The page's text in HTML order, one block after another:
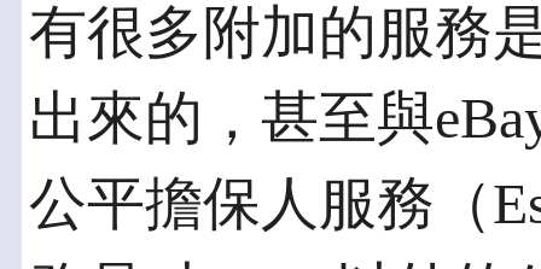
有很多附加的服務
出來的，甚至與
公平擔保人服務（